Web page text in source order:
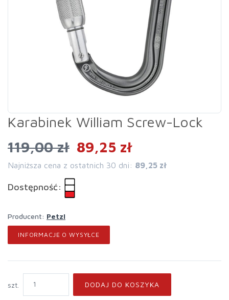
Karabinek William Screw-Lock
119,00 zł 89,25 zł
Najniższa cena z ostatnich 30 dni: 89,25 zł
Dostępność:
Producent: Petzl
INFORMACJE O WYSYŁCE
szt. DODAJ DO KOSZYKA